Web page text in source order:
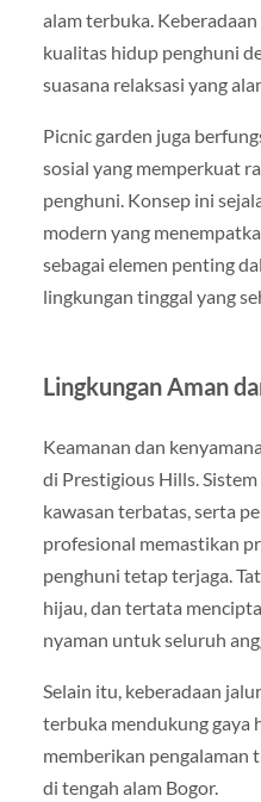
alam terbuka.
kualitas hidup penghuni
suasana relaksasi yang
Picnic garden juga
sosial yang memperkuat
penghuni. Konsep ini
modern yang
sebagai elemen penting
lingkungan tinggal yang
Lingkungan Aman
Keamanan dan
di Prestigious Hills.
kawasan terbatas, serta
profesional memastikan
penghuni tetap terjaga.
hijau, dan tertata
nyaman untuk seluruh
Selain itu, keberadaan
terbuka mendukung gaya
memberikan pengalaman
di tengah alam Bogor.